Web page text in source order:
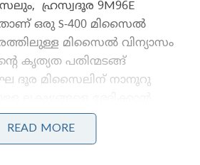
ഹ്രസ്വദൂര 9M96E
ഒരു S-400 മിസൈൽ
മിസൈൽ വിന്യാസം
കൃത്യത പതിന്മടങ്ങ്
ദൂര മിസൈലിന് നാനൂറു
വ്യോമവേധ മിസൈൽ
400 മായി കൂട്ടിയിണക്കാം
READ MORE